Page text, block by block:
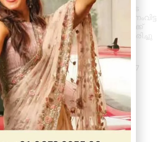
വാഹനം ഓടിക്കുന്നതിനിടെ
ഹൃദയാഘാതം; നിയന്ത്രണംവിട്ട
സ്കൂൾ ബസ് കെട്ടിടത്തിലേക്ക്
ഇടിച്ചുകയറി, ഡ്രൈവർ മരിച്ചു
August 5, 20267:39 pm
കനത്ത മഴ: ജില്ലയിൽ 1.77
കോടിയുടെ കൃഷിനാശം
August 5, 2026 11:34 am
« Previous Next »